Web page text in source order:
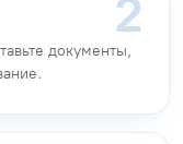
документы,